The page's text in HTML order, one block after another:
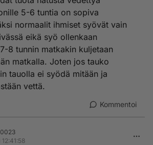
miellyttäväkin tapa liikkua paikasta
5-6 tuntia on sopiva
normaalit ihmiset syövät vain
eikä syö ollenkaan
8 tunnin matkakin kuljetaan
matkalla. Joten jos tauko
tauolla ei syödä mitään ja
vettä.
Kommentoi